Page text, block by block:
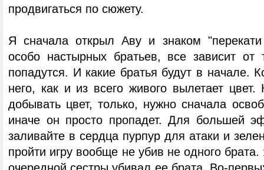
продвигаться по сюжету.
Я сначала открыл Аву и знаком
особо настырных братьев, все зависит от
попадутся. И какие братья будут в начале.
него, как и из всего живого вылетает цвет.
добывать цвет, только, нужно сначала
иначе он просто пропадет. Для большей
заливайте в сердца пурпур для атаки и
пройти игру вообще не убив не одного